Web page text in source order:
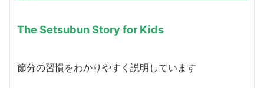
The Setsubun Story for Kids
節分の習慣をわかりやすく説明しています